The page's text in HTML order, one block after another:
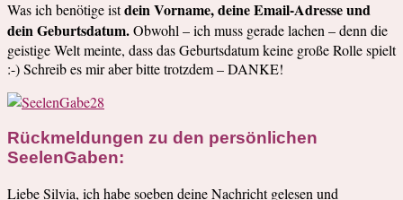
Was ich benötige istdein Vorname, deine Email-Adresse und
dein Geburtsdatum.Obwohl – ich muss gerade lachen – denn die
geistige Welt meinte, dass das Geburtsdatum keine große Rolle spielt
:-) Schreib es mir aber bitte trotzdem – DANKE!
Rückmeldungen zu den persönlichen
SeelenGaben:
Liebe Silvia, ich habe soeben deine Nachricht gelesen und